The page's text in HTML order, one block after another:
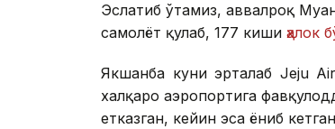
Эслатиб ўтамиз, аввалроқ
самолёт қулаб, 177 киши ҳалок
Якшанба куни эрталаб Jeju
халқаро аэропортига
етказган, кейин эса ёниб